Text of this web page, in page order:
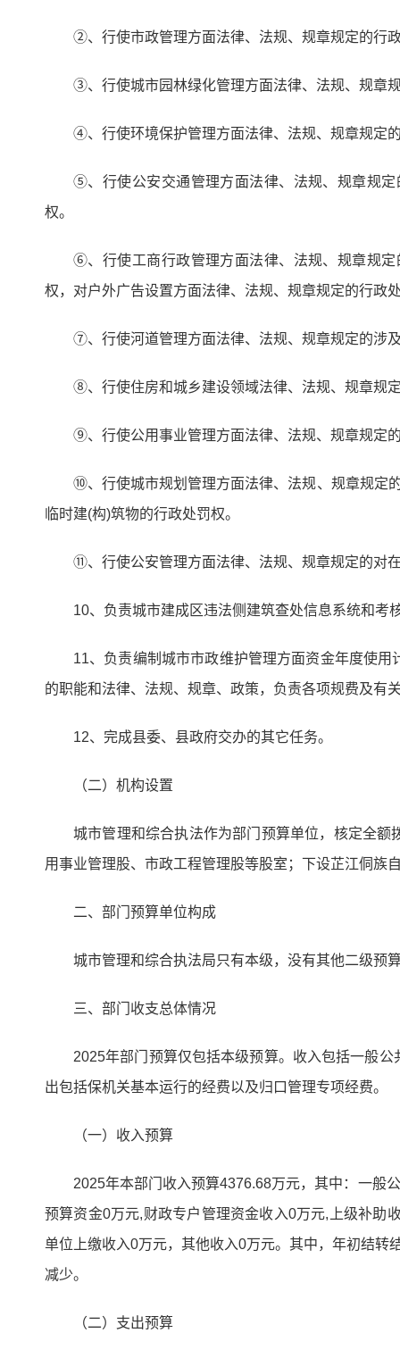
②、行使市政管理方面法律、法规、规章规定的行
③、行使城市园林绿化管理方面法律、法规、规章
④、行使环境保护管理方面法律、法规、规章规定
⑤、行使公安交通管理方面法律、法规、规章规
权。
⑥、行使工商行政管理方面法律、法规、规章规
权，对户外广告设置方面法律、法规、规章规定的行政
⑦、行使河道管理方面法律、法规、规章规定的涉
⑧、行使住房和城乡建设领域法律、法规、规章规
⑨、行使公用事业管理方面法律、法规、规章规定
⑩、行使城市规划管理方面法律、法规、规章规定
临时建(构)筑物的行政处罚权。
⑪、行使公安管理方面法律、法规、规章规定的对
10、负责城市建成区违法侧建筑查处信息系统和考
11、负责编制城市市政维护管理方面资金年度使
的职能和法律、法规、规章、政策，负责各项规费及有
12、完成县委、县政府交办的其它任务。
（二）机构设置
城市管理和综合执法作为部门预算单位，核定全
用事业管理股、市政工程管理股等股室；下设芷江侗族
二、部门预算单位构成
城市管理和综合执法局只有本级，没有其他二级预
三、部门收支总体情况
2025年部门预算仅包括本级预算。收入包括一般
出包括保机关基本运行的经费以及归口管理专项经费。
（一）收入预算
2025年本部门收入预算4376.68万元，其中：一般
预算资金0万元,财政专户管理资金收入0万元,上
单位上缴收入0万元，其他收入0万元。其中，年初结
减少。
（二）支出预算